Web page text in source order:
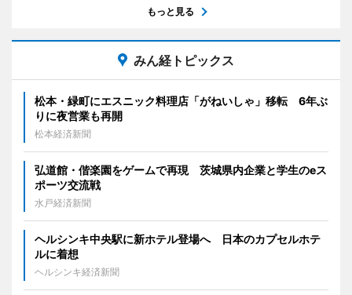
もっと見る
みん経トピックス
松本・緑町にエスニック料理店「がねいしゃ」移転 6年ぶ
りに夜営業も再開
松本経済新聞
弘道館・偕楽園をゲームで再現 茨城県内企業と学生のeス
ポーツ交流戦
水戸経済新聞
ヘルシンキ中央駅に新ホテル登場へ 日本のカプセルホテ
ルに着想
ヘルシンキ経済新聞